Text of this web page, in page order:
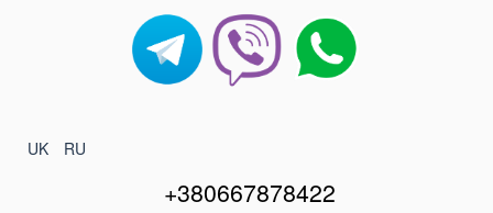
UK RU
+380667878422